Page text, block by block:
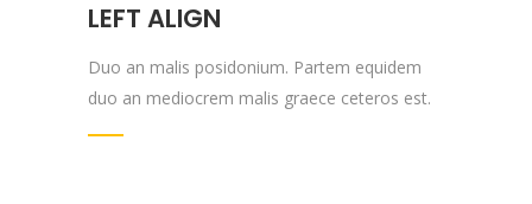
LEFT ALIGN
Duo an malis posidonium. Partem equidem
duo an mediocrem malis graece ceteros est.